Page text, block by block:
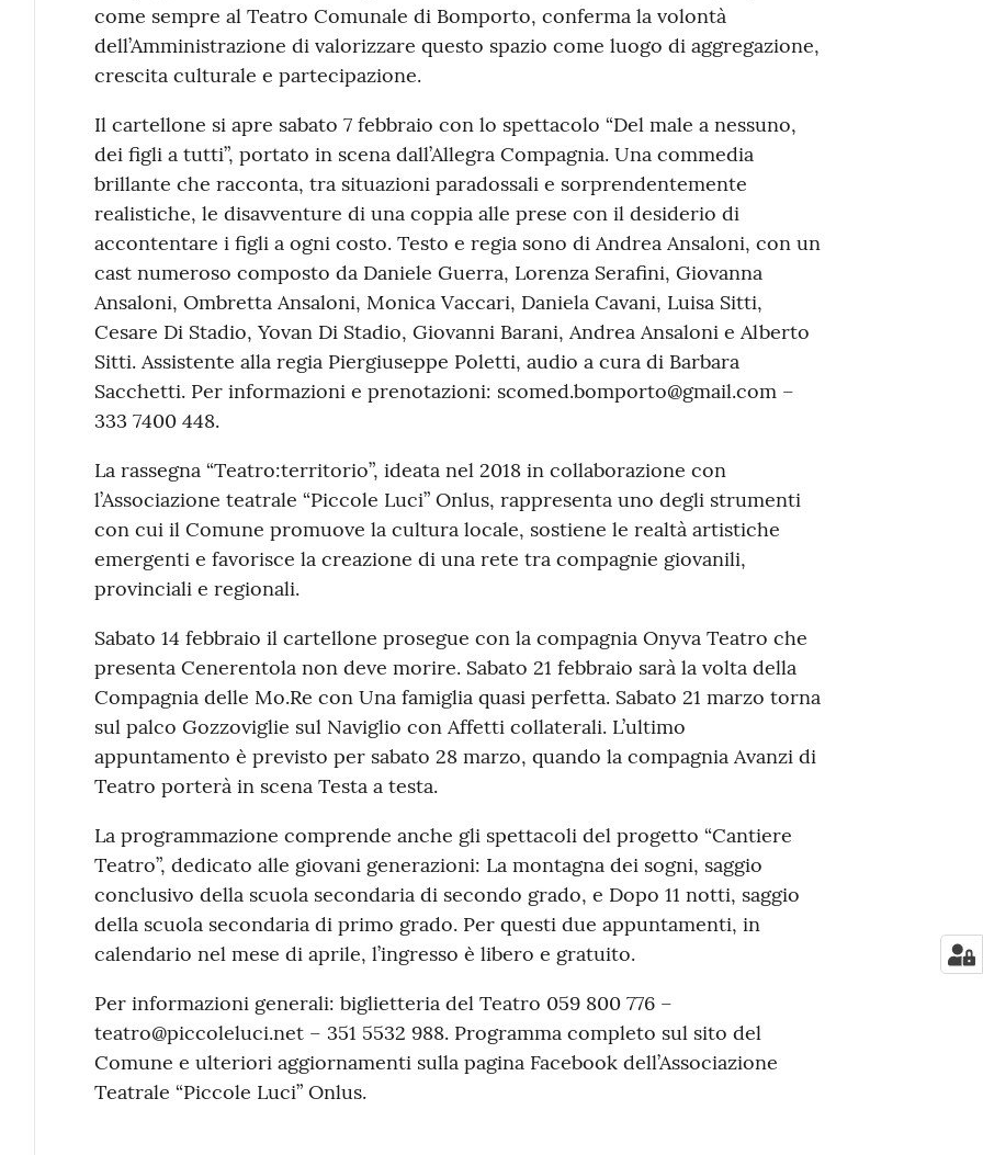
come sempre al Teatro Comunale di Bomporto, conferma la volontà
dell’Amministrazione di valorizzare questo spazio come luogo di aggregazione,
crescita culturale e partecipazione.
Il cartellone si apre sabato 7 febbraio con lo spettacolo “Del male a nessuno,
dei figli a tutti”, portato in scena dall’Allegra Compagnia. Una commedia
brillante che racconta, tra situazioni paradossali e sorprendentemente
realistiche, le disavventure di una coppia alle prese con il desiderio di
accontentare i figli a ogni costo. Testo e regia sono di Andrea Ansaloni, con un
cast numeroso composto da Daniele Guerra, Lorenza Serafini, Giovanna
Ansaloni, Ombretta Ansaloni, Monica Vaccari, Daniela Cavani, Luisa Sitti,
Cesare Di Stadio, Yovan Di Stadio, Giovanni Barani, Andrea Ansaloni e Alberto
Sitti. Assistente alla regia Piergiuseppe Poletti, audio a cura di Barbara
Sacchetti. Per informazioni e prenotazioni: scomed.bomporto@gmail.com –
333 7400 448.
La rassegna “Teatro:territorio”, ideata nel 2018 in collaborazione con
l’Associazione teatrale “Piccole Luci” Onlus, rappresenta uno degli strumenti
con cui il Comune promuove la cultura locale, sostiene le realtà artistiche
emergenti e favorisce la creazione di una rete tra compagnie giovanili,
provinciali e regionali.
Sabato 14 febbraio il cartellone prosegue con la compagnia Onyva Teatro che
presenta Cenerentola non deve morire. Sabato 21 febbraio sarà la volta della
Compagnia delle Mo.Re con Una famiglia quasi perfetta. Sabato 21 marzo torna
sul palco Gozzoviglie sul Naviglio con Affetti collaterali. L’ultimo
appuntamento è previsto per sabato 28 marzo, quando la compagnia Avanzi di
Teatro porterà in scena Testa a testa.
La programmazione comprende anche gli spettacoli del progetto “Cantiere
Teatro”, dedicato alle giovani generazioni: La montagna dei sogni, saggio
conclusivo della scuola secondaria di secondo grado, e Dopo 11 notti, saggio
della scuola secondaria di primo grado. Per questi due appuntamenti, in
calendario nel mese di aprile, l’ingresso è libero e gratuito.
Per informazioni generali: biglietteria del Teatro 059 800 776 –
teatro@piccoleluci.net – 351 5532 988. Programma completo sul sito del
Comune e ulteriori aggiornamenti sulla pagina Facebook dell’Associazione
Teatrale “Piccole Luci” Onlus.